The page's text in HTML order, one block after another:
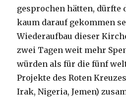
gesprochen hätten, dürfte
kaum darauf gekommen
Wiederaufbau dieser
zwei Tagen weit mehr
würden als für die fünf
Projekte des Roten
Irak, Nigeria, Jemen)